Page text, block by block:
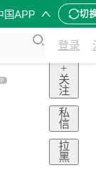
国APP 切
登录
+
关
注
私
信
拉
黑